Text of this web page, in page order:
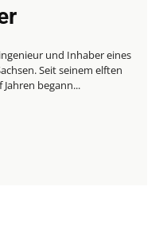
und Inhaber eines
Seit seinem elften
begann...